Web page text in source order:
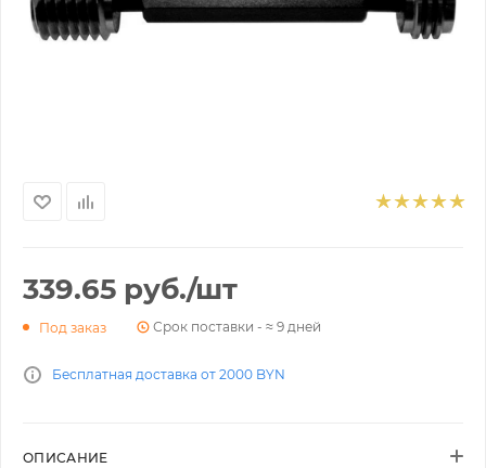
339.65 руб./шт
Под заказ Срок поставки - ≈ 9 дней
Бесплатная доставка от 2000 BYN
ОПИСАНИЕ